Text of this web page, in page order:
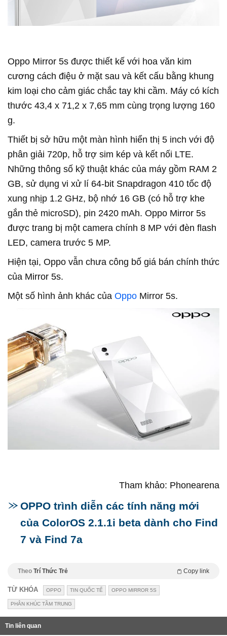
Oppo Mirror 5s được thiết kế với hoa văn kim
cương cách điệu ở mặt sau và kết cấu bằng khung
kim loại cho cảm giác chắc tay khi cầm. Máy có kích
thước 43,4 x 71,2 x 7,65 mm cùng trọng lượng 160
g.
Thiết bị sở hữu một màn hình hiển thị 5 inch với độ
phân giải 720p, hỗ trợ sim kép và kết nối LTE.
Những thông số kỹ thuật khác của máy gồm RAM 2
GB, sử dụng vi xử lí 64-bit Snapdragon 410 tốc độ
xung nhịp 1.2 GHz, bộ nhớ 16 GB (có hỗ trợ khe
gắn thẻ microSD), pin 2420 mAh. Oppo Mirror 5s
được trang bị một camera chính 8 MP với đèn flash
LED, camera trước 5 MP.
Hiện tại, Oppo vẫn chưa công bố giá bán chính thức
của Mirror 5s.
Một số hình ảnh khác của Oppo Mirror 5s.
Tham khảo: Phonearena
OPPO trình diễn các tính năng mới
của ColorOS 2.1.1i beta dành cho Find
7 và Find 7a
Theo Trí Thức Trẻ Copy link
TỪ KHÓA OPPO TIN QUỐC TẾ OPPO MIRROR 5S
PHÂN KHÚC TẦM TRUNG
Tin liên quan